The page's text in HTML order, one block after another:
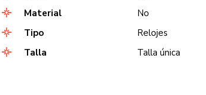
Material
No
Tipo
Relojes
Talla
Talla única